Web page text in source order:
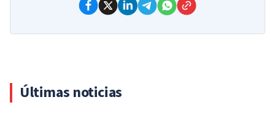
Últimas noticias